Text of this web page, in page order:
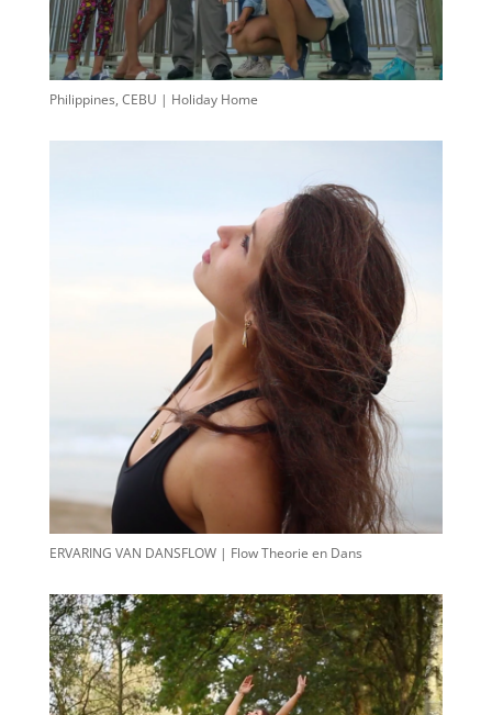
Philippines, CEBU | Holiday Home
ERVARING VAN DANSFLOW | Flow Theorie en Dans